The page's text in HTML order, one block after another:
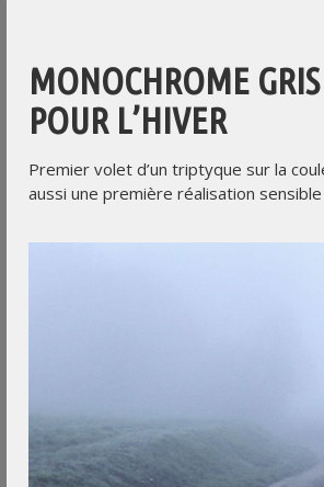
MONOCHROME
POUR L’HIVER
Premier volet d’un triptyque sur la
aussi une première réalisation